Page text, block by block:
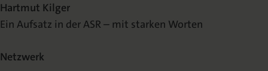
Hartmut Kilger
Ein Aufsatz in der ASR – mit starken Worten
Netzwerk